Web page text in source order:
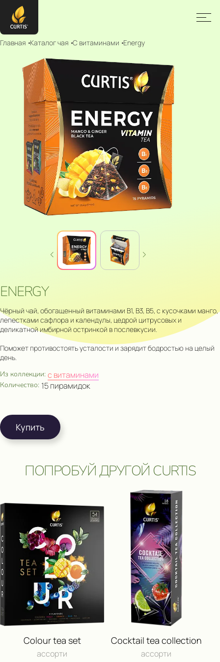
Главная Каталог чая С витаминами Energy
ENERGY
Чёрный чай, обогащенный витаминами B1, B3, B5, с кусочками манго,
лепестками сафлора и календулы, цедрой цитрусовых и
деликатной имбирной остринкой в послевкусии.
Поможет противостоять усталости и зарядит бодростью на целый
день.
Из коллекции: с витаминами
Количество: 15 пирамидок
Купить
ПОПРОБУЙ ДРУГОЙ CURTIS
Colour tea set
ассорти
Cocktail tea collection
ассорти
ПОЛУЧИ ВОЗМОЖНОСТЬ
ПУТЕШЕСТВИЕ
И ДРУГИЕ ЦЕННЫЕ